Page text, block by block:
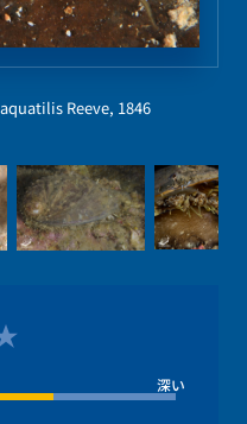
深い
Reeve, 1846